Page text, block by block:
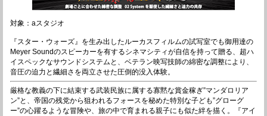
対象：aスタジオ
『スター・ウォーズ』を生み出したルーカスフィルムの試写室でも御用達の
Meyer Soundのスピーカーを有するシネマシティが自信を持って贈る、超ハ
イスペックなサウンドシステムと、ベテラン映写技師の綿密な調整により、
音圧の迫力と繊細さを両立させた圧倒的没入体験。
厳格な教義の下に結束する武装民族に属する寡黙な賞金稼ぎ”マンダロリア
ン”と、帝国の残党から狙われるフォースを秘めた特別な子ども”グローグ
ー”の心躍るような冒険や、旅の中で育まれる親子にも似た絆を描く。『アイ